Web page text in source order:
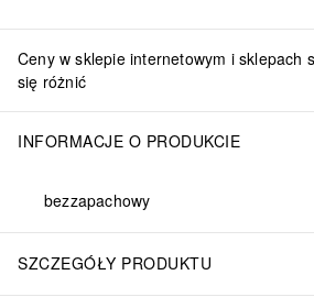
Ceny w sklepie internetowym i sklepach
się różnić
INFORMACJE O PRODUKCIE
bezzapachowy
SZCZEGÓŁY PRODUKTU